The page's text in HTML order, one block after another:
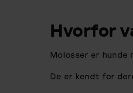
Hvorfor
Molosser er
De er kendt for